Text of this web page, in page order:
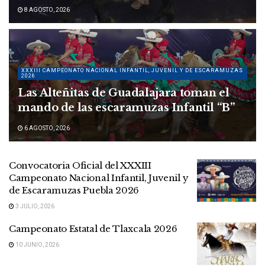
8 AGOSTO, 2026
XXXIII CAMPEONATO NACIONAL INFANTIL, JUVENIL Y DE ESCARAMUZAS
2026
Las Alteñitas de Guadalajara toman el
mando de las escaramuzas Infantil “B”
6 AGOSTO, 2026
Convocatoria Oficial del XXXIII
Campeonato Nacional Infantil, Juvenil y
de Escaramuzas Puebla 2026
3 JULIO, 2026
Campeonato Estatal de Tlaxcala 2026
10 JUNIO, 2026